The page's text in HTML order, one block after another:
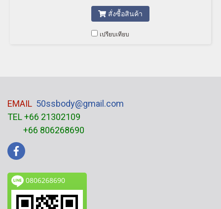
สั่งซื้อสินค้า
เปรียบเทียบ
EMAIL 50ssbody@gmail.com
TEL +66 21302109
+66 806268690
0806268690